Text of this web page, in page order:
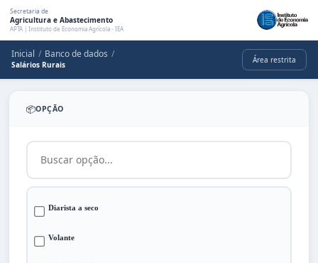
Secretaria de
Agricultura e Abastecimento
APTA | Instituto de Economia Agrícola - IEA
Inicial / Banco de dados /
Salários Rurais Área restrita
📦OPÇÃO
Diarista a seco
Volante